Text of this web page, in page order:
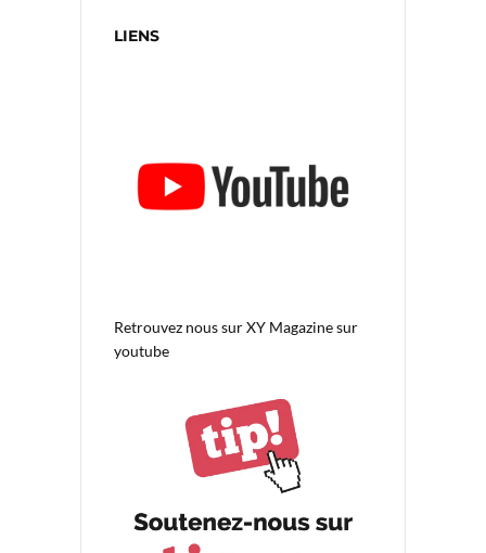
LIENS
Retrouvez nous surXY Magazine sur
youtube